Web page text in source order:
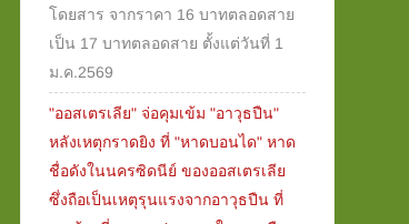
โดยสาร จากราคา 16 บาทตลอดสาย
เป็น 17 บาทตลอดสาย ตั้งแต่วันที่ 1
ม.ค.2569
"ออสเตรเลีย" จ่อคุมเข้ม "อาวุธปืน"
หลังเหตุกราดยิง ที่ "หาดบอนได" หาด
ชื่อดังในนครซิดนีย์ ของออสเตรเลีย
ซึ่งถือเป็นเหตุรุนแรงจากอาวุธปืน ที่